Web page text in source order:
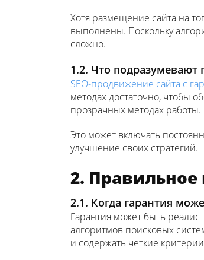
Хотя размещение сайта на
выполнены. Поскольку
сложно.
1.2. Что подразумевают
SEO-продвижение сайта с
методах достаточно, чтобы
прозрачных методах работы.
Это может включать
улучшение своих стратегий.
2. Правильное
2.1. Когда гарантия
Гарантия может быть
алгоритмов поисковых
и содержать четкие